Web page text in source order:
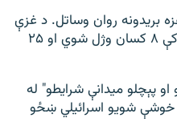
بریدونه روان وساتل. د غزې
د چارواکو په وینا، په دې بریدونو کې ۸ کسان وژل شوي او ۲۵
پېچلو میدانې شرایطو" له
خوشې شویو اسرائیلي ښځو